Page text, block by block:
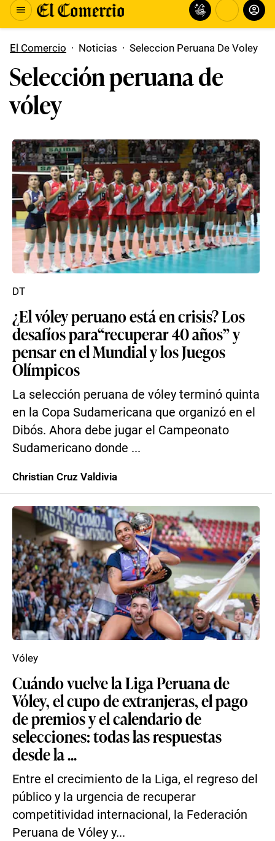
El Comercio · Noticias · Seleccion Peruana De Voley
Selección peruana de
vóley
¿El vóley peruano está en crisis? Los
desafíos para“recuperar 40 años” y
pensar en el Mundial y los Juegos
Olímpicos
La selección peruana de vóley terminó quinta
en la Copa Sudamericana que organizó en el
Dibós. Ahora debe jugar el Campeonato
Sudamericano donde ...
DT
Christian Cruz Valdivia
Cuándo vuelve la Liga Peruana de
Vóley, el cupo de extranjeras, el pago
de premios y el calendario de
selecciones: todas las respuestas
desde la ...
Entre el crecimiento de la Liga, el regreso del
público y la urgencia de recuperar
competitividad internacional, la Federación
Peruana de Vóley y...
Vóley